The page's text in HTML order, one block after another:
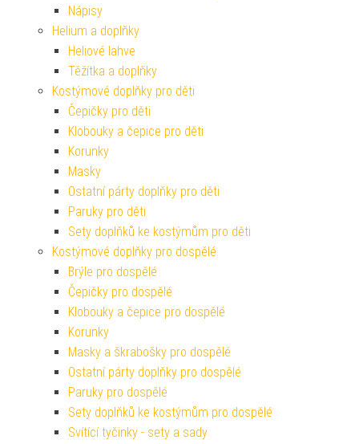
Nápisy
Helium a doplňky
Heliové lahve
Těžítka a doplňky
Kostýmové doplňky pro děti
Čepičky pro děti
Klobouky a čepice pro děti
Korunky
Masky
Ostatní párty doplňky pro děti
Paruky pro děti
Sety doplňků ke kostýmům pro děti
Kostýmové doplňky pro dospělé
Brýle pro dospělé
Čepičky pro dospělé
Klobouky a čepice pro dospělé
Korunky
Masky a škrabošky pro dospělé
Ostatní párty doplňky pro dospělé
Paruky pro dospělé
Sety doplňků ke kostýmům pro dospělé
Svítící tyčinky - sety a sady